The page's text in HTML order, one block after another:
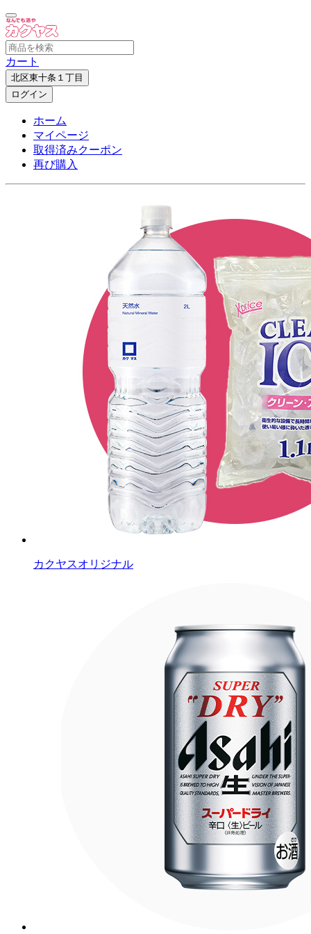
カート
北区東十条１丁目
ログイン
ホーム
マイページ
取得済みクーポン
再び購入
カクヤスオリジナル